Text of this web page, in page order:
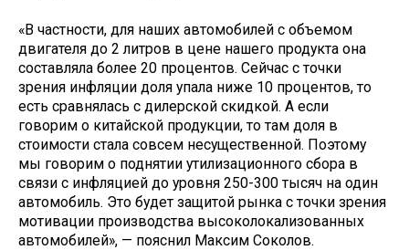
«В частности, для наших автомобилей с объемом
двигателя до 2 литров в цене нашего продукта она
составляла более 20 процентов. Сейчас с точки
зрения инфляции доля упала ниже 10 процентов, то
есть сравнялась с дилерской скидкой. А если
говорим о китайской продукции, то там доля в
стоимости стала совсем несущественной. Поэтому
мы говорим о поднятии утилизационного сбора в
связи с инфляцией до уровня 250-300 тысяч на один
автомобиль. Это будет защитой рынка с точки зрения
мотивации производства высоколокализованных
автомобилей», — пояснил Максим Соколов.